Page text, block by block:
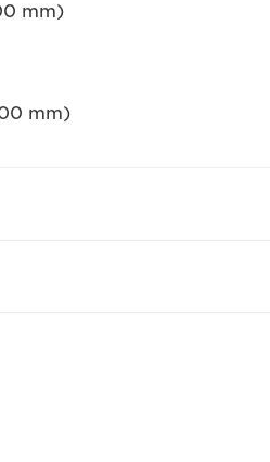
mm)
mm)